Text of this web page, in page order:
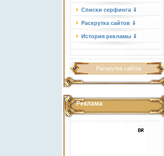
Списки серфинга ⇓
Раскрутка сайтов ⇓
История рекламы ⇓
Раскрутка сайтов
Реклама